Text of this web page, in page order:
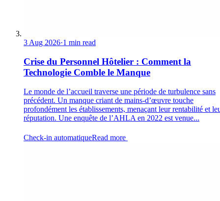
3 Aug 2026·1 min read
Crise du Personnel Hôtelier : Comment la
Technologie Comble le Manque
Le monde de l’accueil traverse une période de turbulence sans
précédent. Un manque criant de mains-d’œuvre touche
profondément les établissements, menaçant leur rentabilité et
réputation. Une enquête de l’AHLA en 2022 est venue...
Check-in automatiqueRead more